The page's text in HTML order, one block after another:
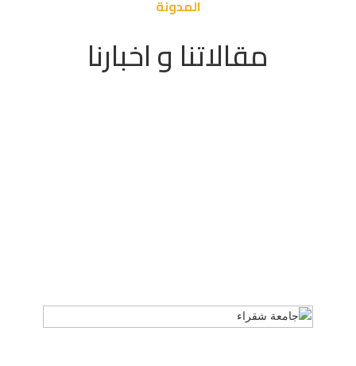
المدونة
مقالاتنا و اخبارنا